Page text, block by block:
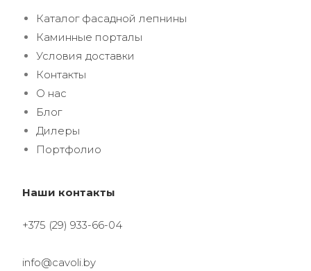
Каталог фасадной лепнины
Каминные порталы
Условия доставки
Контакты
О нас
Блог
Дилеры
Портфолио
Наши контакты
+375 (29) 933-66-04
info@cavoli.by